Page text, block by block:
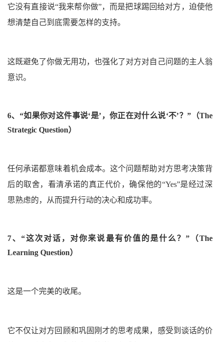
它没有直接说“我来帮你做”，而是把球踢回给对方，迫使他
想清楚自己到底需要怎样的支持。
这既避免了你做无用功，也强化了对方对自己问题的主人翁
意识。
6、 “如果你对这件事说‘是’，你正在对什么说‘不’？” （The
Strategic Question）
任何承诺都意味着机会成本。这个问题帮助对方思考决策背
后的取舍，看清承诺的真正代价，确保他的“Yes”是经过深
思熟虑的，从而提升行动的决心和成功率。
7、“这次对话，对你来说最有价值的是什么？”（The
Learning Question）
这是一个完美的收尾。
它不仅让对方回顾和巩固刚才的思考成果，感受到谈话的价